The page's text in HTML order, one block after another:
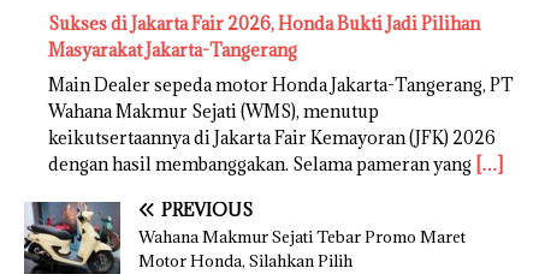
Sukses di Jakarta Fair 2026, Honda Bukti Jadi Pilihan
Masyarakat Jakarta-Tangerang
Main Dealer sepeda motor Honda Jakarta-Tangerang, PT
Wahana Makmur Sejati (WMS), menutup
keikutsertaannya di Jakarta Fair Kemayoran (JFK) 2026
dengan hasil membanggakan. Selama pameran yang […]
PREVIOUS
Wahana Makmur Sejati Tebar Promo Maret
Motor Honda, Silahkan Pilih